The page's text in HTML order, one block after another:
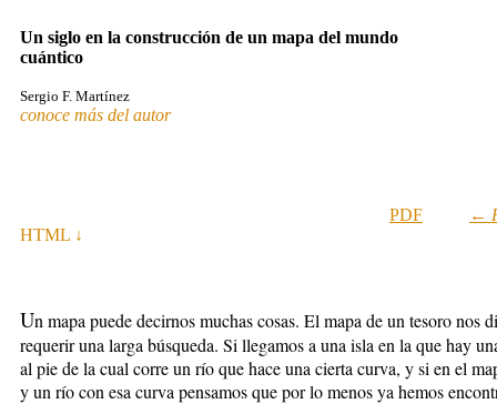
Un siglo en la construcción de un mapa del mundo
cuántico
Sergio F. Martínez
conoce más del autor
HTML ↓
PDF ←
Un mapa puede decirnos muchas cosas. El mapa de un tesoro nos
requerir una larga búsqueda. Si llegamos a una isla en la que hay
al pie de la cual corre un río que hace una cierta curva, y si en el
y un río con esa curva pensamos que por lo menos ya hemos